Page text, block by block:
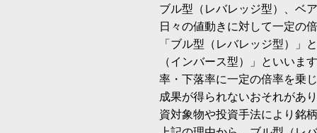
ブル型（レバレッジ型）、ベ
日々の値動きに対して一定の
「ブル型（レバレッジ型）」
（インバース型）」といいま
率・下落率に一定の倍率を乗
成果が得られないおそれがあ
資対象物や投資手法により銘